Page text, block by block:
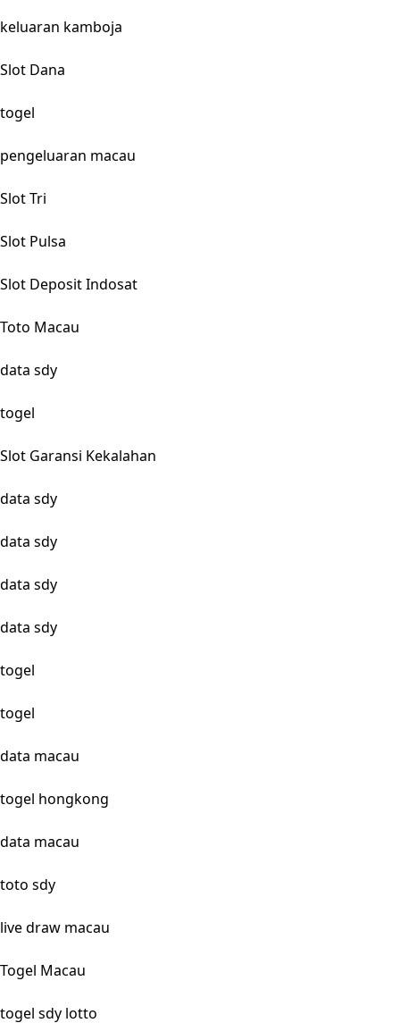
keluaran kamboja
Slot Dana
togel
pengeluaran macau
Slot Tri
Slot Pulsa
Slot Deposit Indosat
Toto Macau
data sdy
togel
Slot Garansi Kekalahan
data sdy
data sdy
data sdy
data sdy
togel
togel
data macau
togel hongkong
data macau
toto sdy
live draw macau
Togel Macau
togel sdy lotto